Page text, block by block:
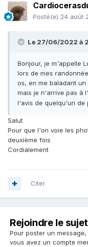
Posté(e) 24 août
Le 27/06/2022 à
Bonjour, je m'appelle
lors de mes
os, en me baladant
mais je n'arrive pas à
l'avis de quelqu'un de
Salut
Pour que l'on voie les
deuxième fois
Cordialement
Citer
Rejoindre le
Pour poster un
vous avez un compte